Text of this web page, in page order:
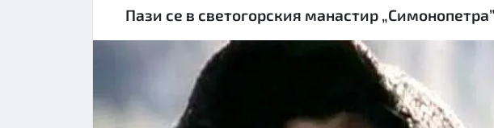
Пази се в светогорския манастир „Симонопетра”